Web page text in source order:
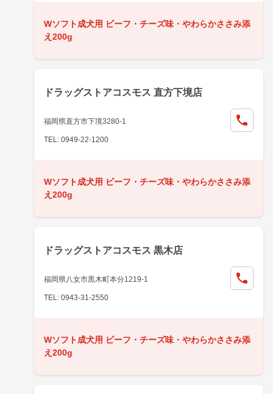
Wソフト成犬用 ビーフ・チーズ味・やわらかささみ添
え200g
ドラッグストアコスモス 直方下境店
福岡県直方市下境3280-1
TEL: 0949-22-1200
Wソフト成犬用 ビーフ・チーズ味・やわらかささみ添
え200g
ドラッグストアコスモス 黒木店
福岡県八女市黒木町本分1219-1
TEL: 0943-31-2550
Wソフト成犬用 ビーフ・チーズ味・やわらかささみ添
え200g